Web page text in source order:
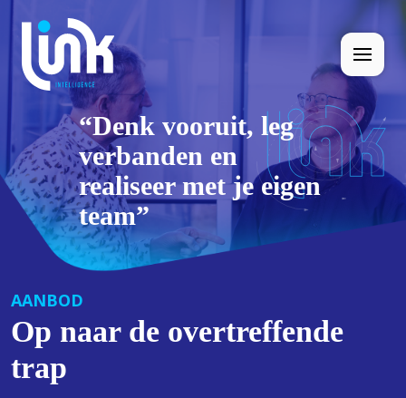
“Denk vooruit, leg
verbanden en
realiseer met je eigen
team”
AANBOD
Op naar de overtreffende
trap